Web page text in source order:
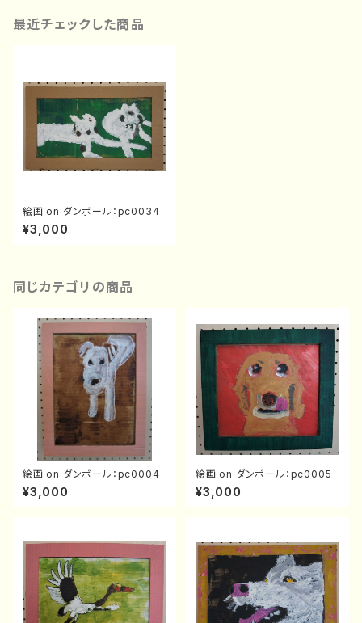
最近チェックした商品
絵画 on ダンボール：pc0034
¥3,000
同じカテゴリの商品
絵画 on ダンボール：pc0004
¥3,000
絵画 on ダンボール：pc0005
¥3,000